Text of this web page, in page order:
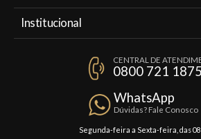
Institucional
Política de Privacidade
Trocas e Devoluções
Formas de Pagamento
CENTRAL DE
0800 721 1875
WhatsApp
Dúvidas? Fale Conosco
Segunda-feira a Sexta-feira, das